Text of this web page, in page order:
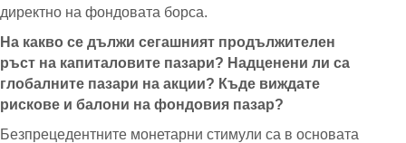
директно на фондовата борса.
На какво се дължи сегашният продължителен
ръст на капиталовите пазари? Надценени ли са
глобалните пазари на акции? Къде виждате
рискове и балони на фондовия пазар?
Безпрецедентните монетарни стимули са в основата